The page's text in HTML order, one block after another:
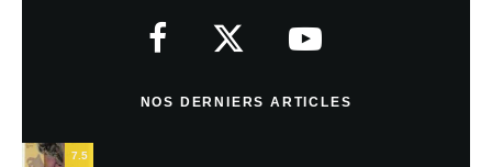
NOS DERNIERS ARTICLES
7.5